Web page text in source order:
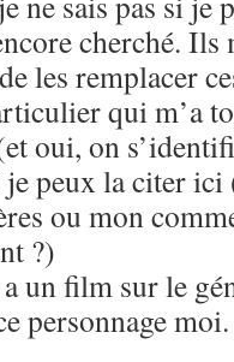
cherché.
les remplacer
qui m’a
oui, on
peux la citer ici
ou mon
?)
un film sur le
personnage moi.